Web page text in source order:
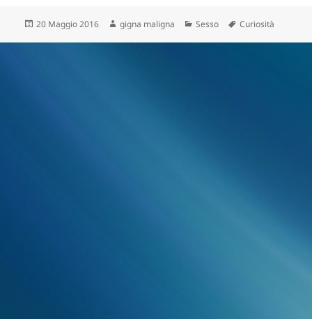
Scritto
20 Maggio 2016 Autore
gigna maligna Categorie
Sesso Tag
Curiosità